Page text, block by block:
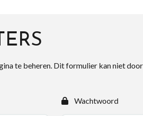
te beheren. Dit formulier kan niet
Wachtwoord